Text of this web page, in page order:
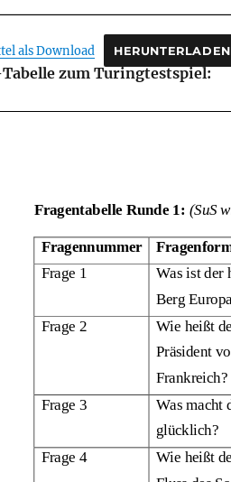
als Download HERUNTERLADEN
zum Turingtestspiel: